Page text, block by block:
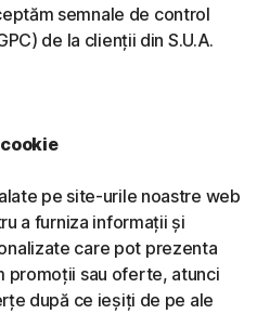
semnale de control
de la clienții din S.U.A.
pe site-urile noastre web
a furniza informații și
care pot prezenta
promoții sau oferte, atunci
după ce ieșiți de pe ale